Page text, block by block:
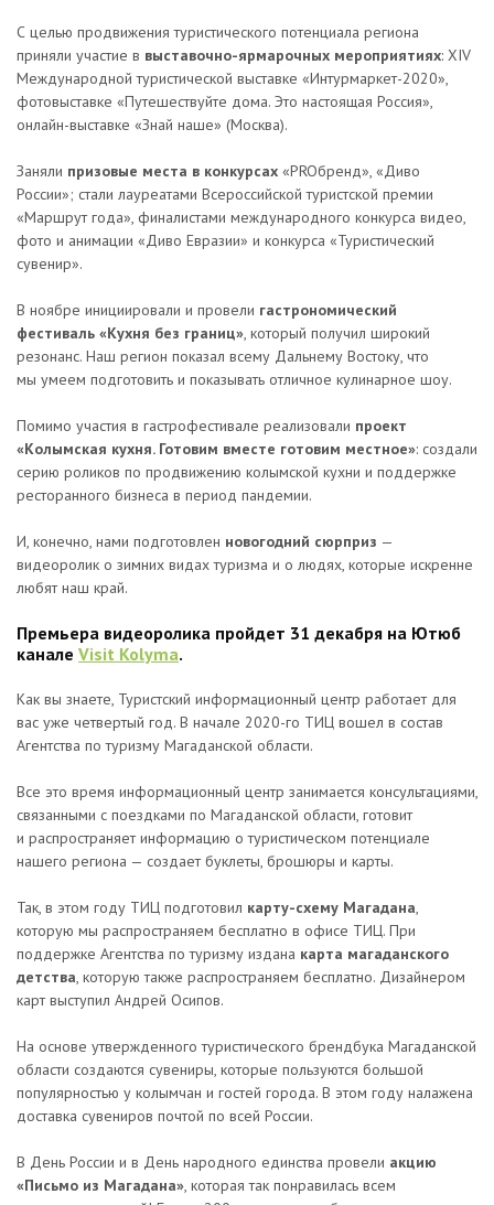
С целью продвижения туристического потенциала региона
приняли участие в выставочно-ярмарочных мероприятиях: XIV
Международной туристической выставке «Интурмаркет-2020»,
фотовыставке «Путешествуйте дома. Это настоящая Россия»,
онлайн-выставке «Знай наше» (Москва).
Заняли призовые места в конкурсах «PROбренд», «Диво
России»; стали лауреатами Всероссийской туристской премии
«Маршрут года», финалистами международного конкурса видео,
фото и анимации «Диво Евразии» и конкурса «Туристический
сувенир».
В ноябре инициировали и провели гастрономический
фестиваль «Кухня без границ», который получил широкий
резонанс. Наш регион показал всему Дальнему Востоку, что
мы умеем подготовить и показывать отличное кулинарное шоу.
Помимо участия в гастрофестивале реализовали проект
«Колымская кухня. Готовим вместе готовим местное»: создали
серию роликов по продвижению колымской кухни и поддержке
ресторанного бизнеса в период пандемии.
И, конечно, нами подготовлен новогодний сюрприз —
видеоролик о зимних видах туризма и о людях, которые искренне
любят наш край.
Премьера видеоролика пройдет 31 декабря на Ютюб
канале Visit Kolyma.
Как вы знаете, Туристский информационный центр работает для
вас уже четвертый год. В начале 2020-го ТИЦ вошел в состав
Агентства по туризму Магаданской области.
Все это время информационный центр занимается консультациями,
связанными с поездками по Магаданской области, готовит
и распространяет информацию о туристическом потенциале
нашего региона — создает буклеты, брошюры и карты.
Так, в этом году ТИЦ подготовил карту-схему Магадана,
которую мы распространяем бесплатно в офисе ТИЦ. При
поддержке Агентства по туризму издана карта магаданского
детства, которую также распространяем бесплатно. Дизайнером
карт выступил Андрей Осипов.
На основе утвержденного туристического брендбука Магаданской
области создаются сувениры, которые пользуются большой
популярностью у колымчан и гостей города. В этом году налажена
доставка сувениров почтой по всей России.
В День России и в День народного единства провели акцию
«Письмо из Магадана», которая так понравилась всем